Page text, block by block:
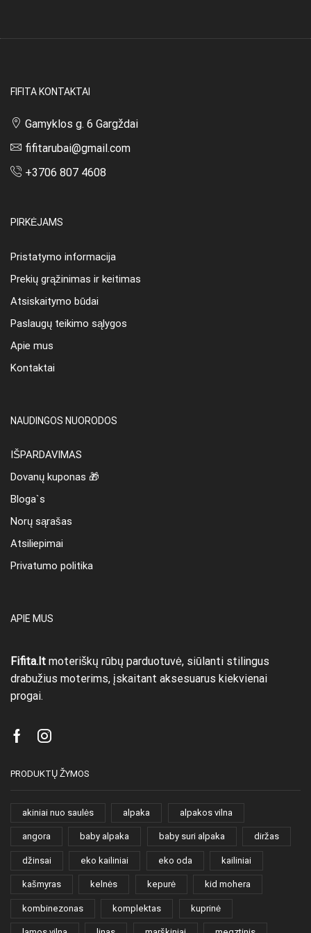
FIFITA KONTAKTAI
Gamyklos g. 6 Gargždai
fifitarubai@gmail.com
+3706 807 4608
PIRKĖJAMS
Pristatymo informacija
Prekių grąžinimas ir keitimas
Atsiskaitymo būdai
Paslaugų teikimo sąlygos
Apie mus
Kontaktai
NAUDINGOS NUORODOS
IŠPARDAVIMAS
Dovanų kuponas 🎁
Bloga`s
Norų sąrašas
Atsiliepimai
Privatumo politika
APIE MUS
Fifita.lt moteriškų rūbų parduotuvė, siūlanti stilingus
drabužius moterims, įskaitant aksesuarus kiekvienai
progai.
FacebookInstagram
PRODUKTŲ ŽYMOS
akiniai nuo saulės alpaka alpakos vilna
angora baby alpaka baby suri alpaka diržas
džinsai eko kailiniai eko oda kailiniai
kašmyras kelnės kepurė kid mohera
kombinezonas komplektas kuprinė